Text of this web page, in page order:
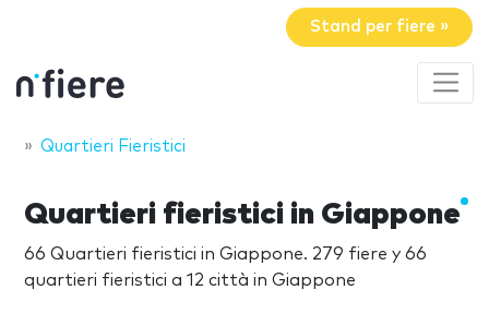
Stand per fiere »
Quartieri Fieristici
Quartieri fieristici in Giappone
66 Quartieri fieristici in Giappone. 279 fiere y 66
quartieri fieristici a 12 città in Giappone